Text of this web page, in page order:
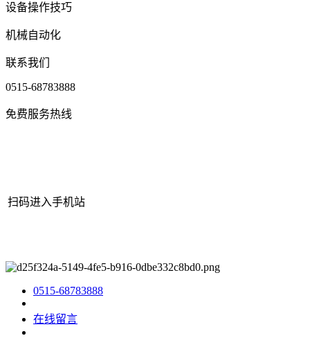
设备操作技巧
机械自动化
联系我们
0515-68783888
免费服务热线
扫码进入手机站
0515-68783888
在线留言